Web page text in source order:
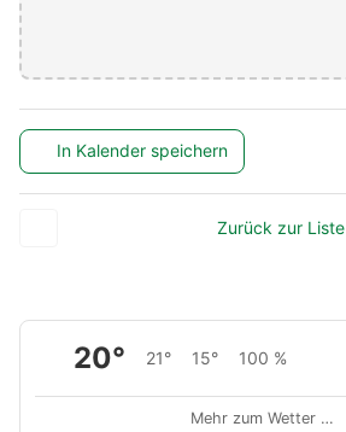
In Kalender speichern
Zurück zur Liste
20° 21° 15° 100 %
Mehr zum Wetter …